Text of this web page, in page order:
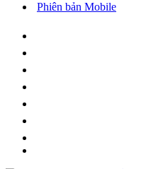
Phiên bản Mobile